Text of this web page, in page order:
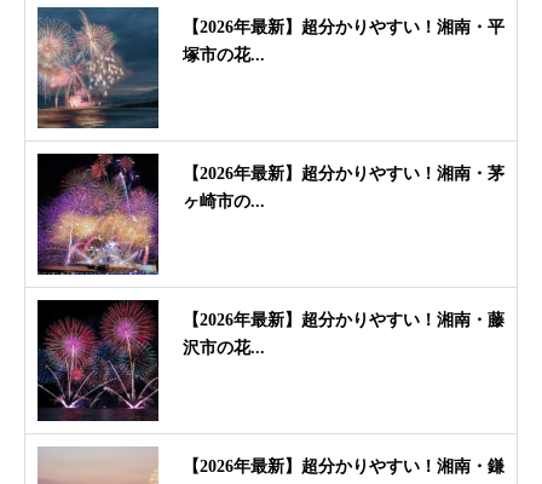
【2026年最新】超分かりやすい！湘南・平
塚市の花...
【2026年最新】超分かりやすい！湘南・茅
ヶ崎市の...
【2026年最新】超分かりやすい！湘南・藤
沢市の花...
【2026年最新】超分かりやすい！湘南・鎌